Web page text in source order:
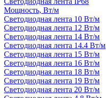
Мощность, Вт/м
Светодиодная лента 10 Вт/м
Светодиодная лента 12 Вт/м
Светодиодная лента 14 Вт/м
Светодиодная лента 14.4 Вт/м
Светодиодная лента 15 Вт/м
Светодиодная лента 16 Вт/м
Светодиодная лента 18 Вт/м
Светодиодная лента 19 Вт/м
Светодиодная лента 20 Вт/м